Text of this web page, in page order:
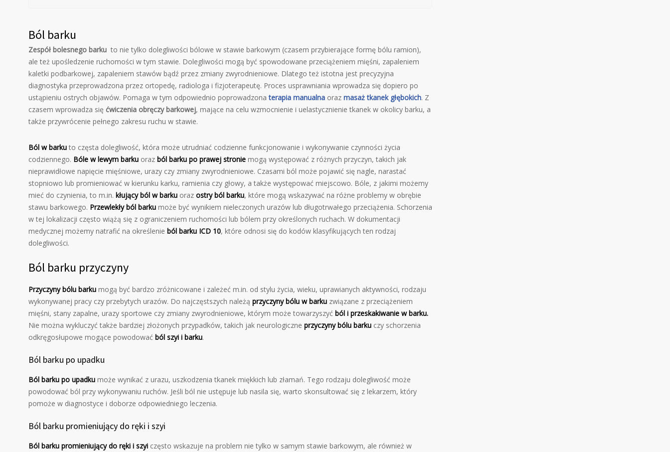
Ból barku
Zespół bolesnego barku to nie tylko dolegliwości bólowe w stawie barkowym (czasem przybierające formę bólu ramion),
ale też upośledzenie ruchomości w tym stawie. Dolegliwości mogą być spowodowane przeciążeniem mięśni, zapaleniem
kaletki podbarkowej, zapaleniem stawów bądź przez zmiany zwyrodnieniowe. Dlatego też istotna jest precyzyjna
diagnostyka przeprowadzona przez ortopedę, radiologa i fizjoterapeutę. Proces usprawniania wprowadza się dopiero po
ustąpieniu ostrych objawów. Pomaga w tym odpowiednio poprowadzonaterapia manualna oraz masaż tkanek głębokich. Z
czasem wprowadza się ćwiczenia obręczy barkowej, mające na celu wzmocnienie i uelastycznienie tkanek w okolicy barku, a
także przywrócenie pełnego zakresu ruchu w stawie.
Ból w barku to częsta dolegliwość, która może utrudniać codzienne funkcjonowanie i wykonywanie czynności życia
codziennego. Bóle w lewym barku oraz ból barku po prawej stronie mogą występować z różnych przyczyn, takich jak
nieprawidłowe napięcie mięśniowe, urazy czy zmiany zwyrodnieniowe. Czasami ból może pojawić się nagle, narastać
stopniowo lub promieniować w kierunku karku, ramienia czy głowy, a także występować miejscowo. Bóle, z jakimi możemy
mieć do czynienia, to m.in. kłujący ból w barku oraz ostry ból barku, które mogą wskazywać na różne problemy w obrębie
stawu barkowego. Przewlekły ból barku może być wynikiem nieleczonych urazów lub długotrwałego przeciążenia. Schorzenia
w tej lokalizacji często wiążą się z ograniczeniem ruchomości lub bólem przy określonych ruchach. W dokumentacji
medycznej możemy natrafić na określenie ból barku ICD 10, które odnosi się do kodów klasyfikujących ten rodzaj
dolegliwości.
Ból barku przyczyny
Przyczyny bólu barku mogą być bardzo zróżnicowane i zależeć m.in. od stylu życia, wieku, uprawianych aktywności, rodzaju
wykonywanej pracy czy przebytych urazów. Do najczęstszych należą przyczyny bólu w barku związane z przeciążeniem
mięśni, stany zapalne, urazy sportowe czy zmiany zwyrodnieniowe, którym może towarzyszyć ból i przeskakiwanie w barku.
Nie można wykluczyć także bardziej złożonych przypadków, takich jak neurologiczne przyczyny bólu barku czy schorzenia
odkręgosłupowe mogące powodować ból szyi i barku.
Ból barku po upadku
Ból barku po upadku może wynikać z urazu, uszkodzenia tkanek miękkich lub złamań. Tego rodzaju dolegliwość może
powodować ból przy wykonywaniu ruchów. Jeśli ból nie ustępuje lub nasila się, warto skonsultować się z lekarzem, który
pomoże w diagnostyce i doborze odpowiedniego leczenia.
Ból barku promieniujący do ręki i szyi
Ból barku promieniujący do ręki i szyi często wskazuje na problem nie tylko w samym stawie barkowym, ale również w